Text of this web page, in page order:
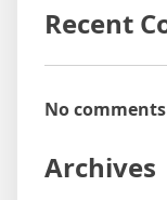
Recent
No
Archives